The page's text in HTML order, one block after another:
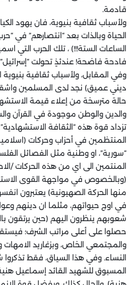
قادمة.
ولأسباب ثقافية بنيوية، فان يهود
الحياة وبالذات بعد “انتصارهم” في
الساعات الستة!!!) ، تلك الحرب التي
فادحة فاضحة! عندئذٍ تحولت “إسرائيل”
وفي المقابل، ولأسباب ثقافية
ديني عميق) نجد لدى المسلمين
حالة مترسخة من إعلاء قيمة
والدين والوطن موجودة في القرآن
تزداد قوة هذه “الثقافة
المنتظمين في أحزاب وحركات
“سورية”، او وطنية مثل الفصائل
المنتمين الى اي من هذه الحركات /
(وبالخصوص في مواجهة القوى
منها الحركة الصهيونية) يعتبرون
في اوج حيواتهم، مثلما ان دينهم
شعوبهم ينظرون اليهم (حين يرتقون
حصلوا على أعلى مراتب الشرف؛
والمجتمعي الخاص، وبزغاريد
النساء. وفي هذا السياق، فقط تذكروا
المسبوق للشهيد القائد إسماعيل